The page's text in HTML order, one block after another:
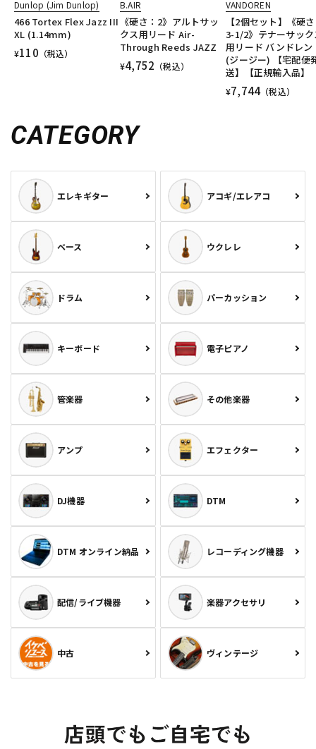
DTM オンライン納品 レコーディング機器
楽器アクセサリ
中古
Dunlop (Jim Dunlop)
466 Tortex Flex Jazz III
XL (1.14mm)
¥110 （税込）
B.AIR
《硬さ：2》アルトサッ
クス用リード Air-
Through Reeds JAZZ
¥4,752 （税込）
VANDOREN
【2個セット】《硬
3-1/2》テナーサッ
用リード バンドレ
(ジージー) 【宅配便
送】【正規輸入品】
¥7,744（税込）
CATEGORY
エレキギター アコギ/エレアコ
ベース ウクレレ
ドラム パーカッション
キーボード 電子ピアノ
管楽器 その他楽器
アンプ エフェクター
DJ機器 DTM
DTM オンライン納品 レコーディング機器
配信/ライブ機器 楽器アクセサリ
中古 ヴィンテージ